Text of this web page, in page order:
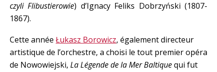
czyli Flibustierowie) d’Ignacy Feliks Dobrzyński (1807-
1867).
Cette année Łukasz Borowicz, également directeur
artistique de l’orchestre, a choisi le tout premier opéra
de Nowowiejski, La Légende de la Mer Baltiquequi fut